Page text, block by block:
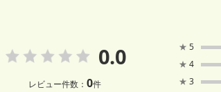
0.0
レビュー件数： 0件
★ 5
★ 4
★ 3